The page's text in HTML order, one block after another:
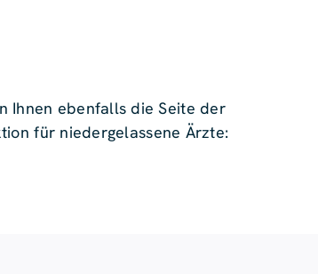
Ihnen ebenfalls die Seite der
für niedergelassene Ärzte: